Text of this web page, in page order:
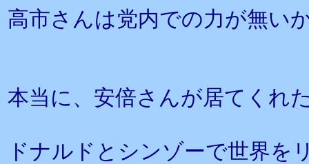
高市さんは党内での力が無い
本当に、安倍さんが居てくれ
ドナルドとシンゾーで世界を